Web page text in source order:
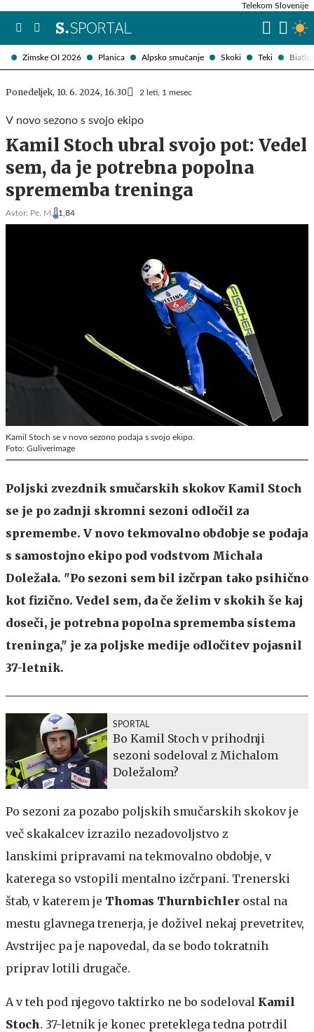
Zimske OI 2026 Planica Alpsko smučanje Skoki Teki
Telekom Slovenije
Ponedeljek, 10. 6. 2024, 16.30 2 leti, 1 mesec
V novo sezono s svojo ekipo
Kamil Stoch ubral svojo pot: Vedel
sem, da je potrebna popolna
sprememba treninga
Avtor: Pe. M. 1,84
Kamil Stoch se v novo sezono podaja s svojo ekipo.
Foto: Guliverimage
Poljski zvezdnik smučarskih skokov Kamil Stoch
se je po zadnji skromni sezoni odločil za
spremembe. V novo tekmovalno obdobje se podaja
s samostojno ekipo pod vodstvom Michala
Doležala. "Po sezoni sem bil izčrpan tako psihično
kot fizično. Vedel sem, da če želim v skokih še kaj
doseči, je potrebna popolna sprememba sistema
treninga," je za poljske medije odločitev pojasnil
37-letnik.
SPORTAL
Bo Kamil Stoch v prihodnji
sezoni sodeloval z Michalom
Doležalom?
Po sezoni za pozabo poljskih smučarskih skokov je
več skakalcev izrazilo nezadovoljstvo z
lanskimi pripravami na tekmovalno obdobje, v
katerega so vstopili mentalno izčrpani. Trenerski
štab, v katerem je Thomas Thurnbichler ostal na
mestu glavnega trenerja, je doživel nekaj prevetritev,
Avstrijec pa je napovedal, da se bodo tokratnih
priprav lotili drugače.
A v teh pod njegovo taktirko ne bo sodeloval Kamil
Stoch. 37-letnik je konec preteklega tedna potrdil